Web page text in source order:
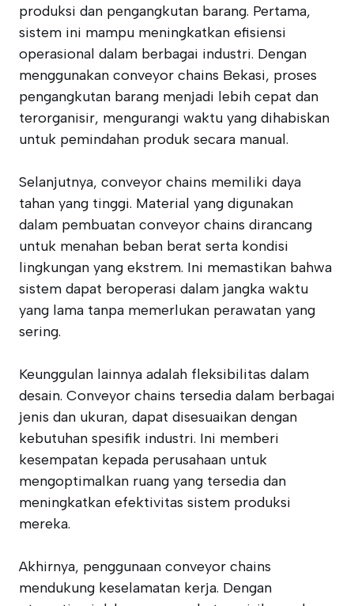
produksi dan pengangkutan barang. Pertama,
sistem ini mampu meningkatkan efisiensi
operasional dalam berbagai industri. Dengan
menggunakan conveyor chains Bekasi, proses
pengangkutan barang menjadi lebih cepat dan
terorganisir, mengurangi waktu yang dihabiskan
untuk pemindahan produk secara manual.
Selanjutnya, conveyor chains memiliki daya
tahan yang tinggi. Material yang digunakan
dalam pembuatan conveyor chains dirancang
untuk menahan beban berat serta kondisi
lingkungan yang ekstrem. Ini memastikan bahwa
sistem dapat beroperasi dalam jangka waktu
yang lama tanpa memerlukan perawatan yang
sering.
Keunggulan lainnya adalah fleksibilitas dalam
desain. Conveyor chains tersedia dalam berbagai
jenis dan ukuran, dapat disesuaikan dengan
kebutuhan spesifik industri. Ini memberi
kesempatan kepada perusahaan untuk
mengoptimalkan ruang yang tersedia dan
meningkatkan efektivitas sistem produksi
mereka.
Akhirnya, penggunaan conveyor chains
mendukung keselamatan kerja. Dengan